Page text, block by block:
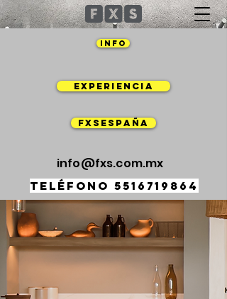
info
EXPERIENCIA
FXSESPAÑA
info@fxs.com.mx
teléfono 5516719864